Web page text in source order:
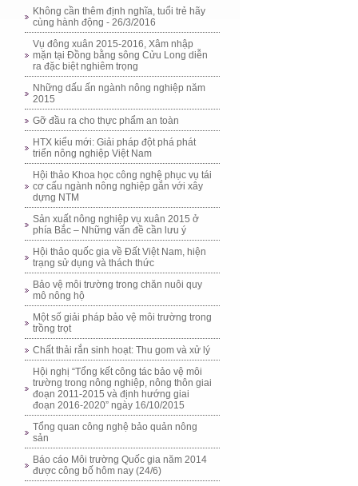
Không cần thêm định nghĩa, tuổi trẻ hãy
cùng hành động - 26/3/2016
Vụ đông xuân 2015-2016, Xâm nhập
mặn tại Đồng bằng sông Cửu Long diễn
ra đặc biệt nghiêm trọng
Những dấu ấn ngành nông nghiệp năm
2015
Gỡ đầu ra cho thực phẩm an toàn
HTX kiểu mới: Giải pháp đột phá phát
triển nông nghiệp Việt Nam
Hội thảo Khoa học công nghệ phục vụ tái
cơ cấu ngành nông nghiệp gắn với xây
dựng NTM
Sản xuất nông nghiệp vụ xuân 2015 ở
phía Bắc – Những vấn đề cần lưu ý
Hội thảo quốc gia về Đất Việt Nam, hiện
trạng sử dụng và thách thức
Bảo vệ môi trường trong chăn nuôi quy
mô nông hộ
Một số giải pháp bảo vệ môi trường trong
trồng trọt
Chất thải rắn sinh hoạt: Thu gom và xử lý
Hội nghị “Tổng kết công tác bảo vệ môi
trường trong nông nghiệp, nông thôn giai
đoạn 2011-2015 và định hướng giai
đoạn 2016-2020” ngày 16/10/2015
Tổng quan công nghệ bảo quản nông
sản
Báo cáo Môi trường Quốc gia năm 2014
được công bố hôm nay (24/6)